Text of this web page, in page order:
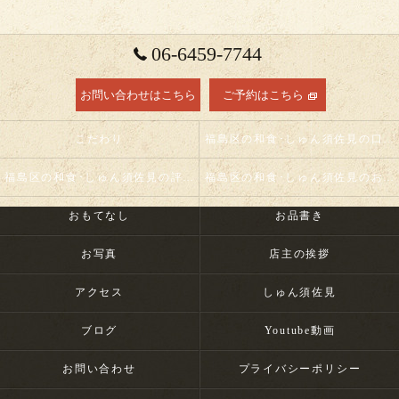
06-6459-7744
お問い合わせはこちら ご予約はこちら
こだわり 福島区の和食･しゅん須佐見の口コミ情報
福島区の和食･しゅん須佐見の評判 福島区の和食･しゅん須佐見のお客様の声
おもてなし お品書き
お写真 店主の挨拶
アクセス しゅん須佐見
ブログ Youtube動画
お問い合わせ プライバシーポリシー